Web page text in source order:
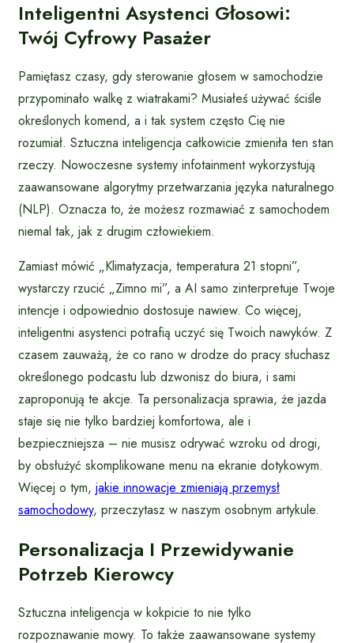
Inteligentni Asystenci Głosowi:
Twój Cyfrowy Pasażer
Pamiętasz czasy, gdy sterowanie głosem w samochodzie
przypominało walkę z wiatrakami? Musiałeś używać ściśle
określonych komend, a i tak system często Cię nie
rozumiał. Sztuczna inteligencja całkowicie zmieniła ten stan
rzeczy. Nowoczesne systemy infotainment wykorzystują
zaawansowane algorytmy przetwarzania języka naturalnego
(NLP). Oznacza to, że możesz rozmawiać z samochodem
niemal tak, jak z drugim człowiekiem.
Zamiast mówić „Klimatyzacja, temperatura 21 stopni”,
wystarczy rzucić „Zimno mi”, a AI samo zinterpretuje Twoje
intencje i odpowiednio dostosuje nawiew. Co więcej,
inteligentni asystenci potrafią uczyć się Twoich nawyków. Z
czasem zauważą, że co rano w drodze do pracy słuchasz
określonego podcastu lub dzwonisz do biura, i sami
zaproponują te akcje. Ta personalizacja sprawia, że jazda
staje się nie tylko bardziej komfortowa, ale i
bezpieczniejsza – nie musisz odrywać wzroku od drogi,
by obsłużyć skomplikowane menu na ekranie dotykowym.
Więcej o tym, jakie innowacje zmieniają przemysł
samochodowy, przeczytasz w naszym osobnym artykule.
Personalizacja I Przewidywanie
Potrzeb Kierowcy
Sztuczna inteligencja w kokpicie to nie tylko
rozpoznawanie mowy. To także zaawansowane systemy